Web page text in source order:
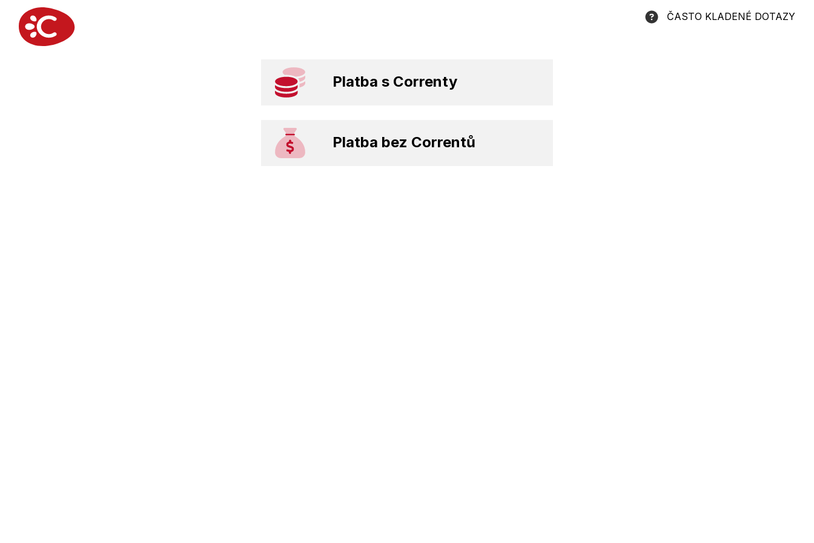
ČASTO KLADENÉ DOTAZY
Platba s Correnty
Platba bez Correntů